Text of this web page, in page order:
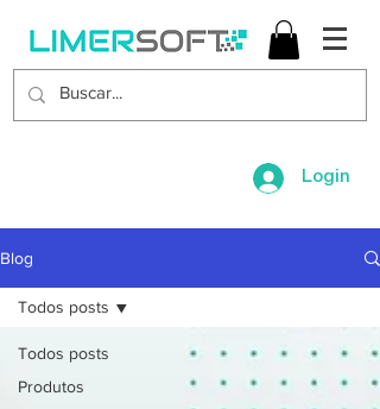
Login
Blog
Todos posts
Produtos
Todos posts